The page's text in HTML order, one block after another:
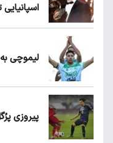
اسپانیایی
لیموچی
پیروزی